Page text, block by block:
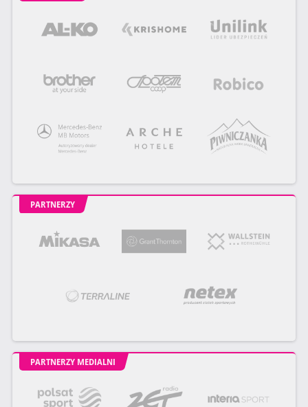
PARTNERZY
PARTNERZY MEDIALNI